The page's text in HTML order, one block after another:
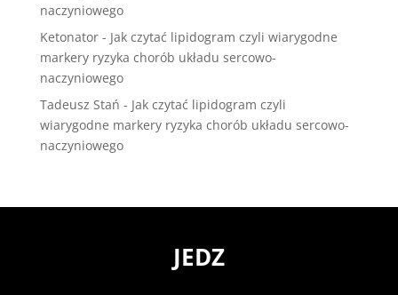
naczyniowego
Ketonator- Jak czytać lipidogram czyli wiarygodne
markery ryzyka chorób układu sercowo-
naczyniowego
Tadeusz Stań - Jak czytać lipidogram czyli
wiarygodne markery ryzyka chorób układu sercowo-
naczyniowego
JEDZ